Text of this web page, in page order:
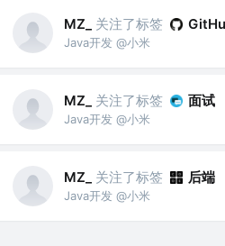
MZ_ 关注了标签
Java开发 @小米
MZ_ 关注了标签 面试
Java开发 @小米
MZ_ 关注了标签 后端
Java开发 @小米